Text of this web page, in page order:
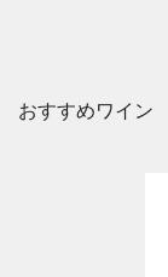
おすすめワイン